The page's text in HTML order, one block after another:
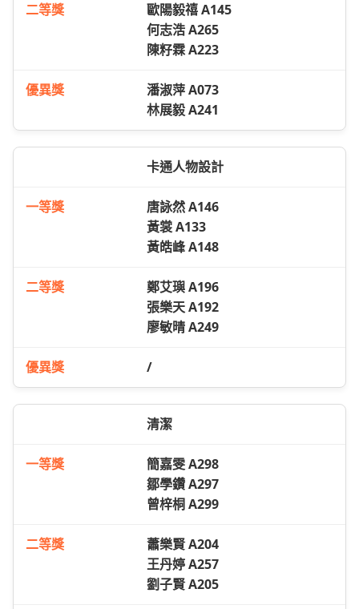
歐陽毅禧 A145
何志浩 A265
陳籽霖 A223
潘淑萍 A073
林展毅 A241
卡通人物設計
唐詠然 A146
黃裳 A133
黃皓峰 A148
鄭艾璵 A196
張樂天 A192
廖敏晴 A249
/
清潔
簡嘉雯 A298
鄒學鑽 A297
曾梓桐 A299
蕭樂賢 A204
王丹婷 A257
劉子賢 A205